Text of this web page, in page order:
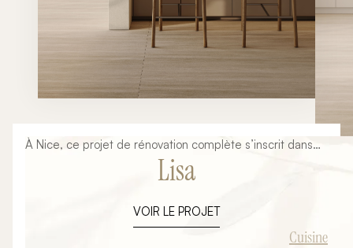
À Nice, ce projet de rénovation complète s’inscrit dans
une volonté de créer un espace de vie à la fois
fonctionnel, chaleureux et résolument contemporain.
aménagement a été entièrement conçu et réalisé par
Ambiance Signature, de la réflexion initiale jusqu’à la
Lisa
VOIR LE PROJET
Cuisine